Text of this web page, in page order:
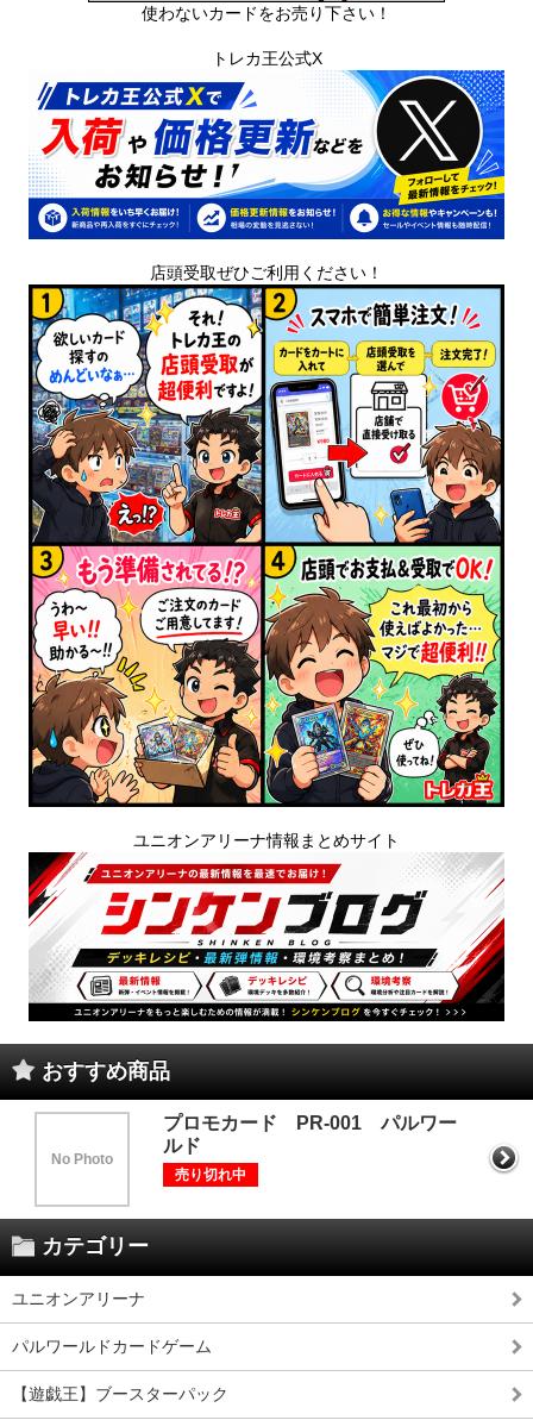
使わないカードをお売り下さい！
トレカ王公式X
店頭受取ぜひご利用ください！
ユニオンアリーナ情報まとめサイト
おすすめ商品
No Photo
プロモカード PR-001 パルワー
ルド
売り切れ中
カテゴリー
ユニオンアリーナ
パルワールドカードゲーム
【遊戯王】ブースターパック